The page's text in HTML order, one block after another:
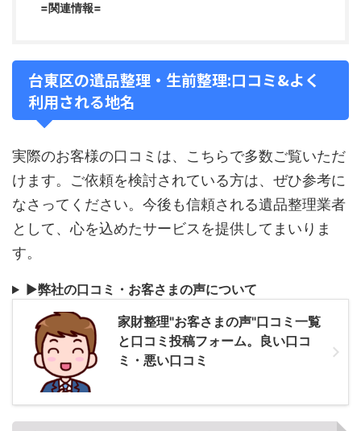
=関連情報=
台東区の遺品整理・生前整理:口コミ&よく
利用される地名
実際のお客様の口コミは、こちらで多数ご覧いただ
けます。ご依頼を検討されている方は、ぜひ参考に
なさってください。今後も信頼される遺品整理業者
として、心を込めたサービスを提供してまいりま
す。
▶弊社の口コミ・お客さまの声について
家財整理"お客さまの声"口コミ一覧
と口コミ投稿フォーム。良い口コ
ミ・悪い口コミ